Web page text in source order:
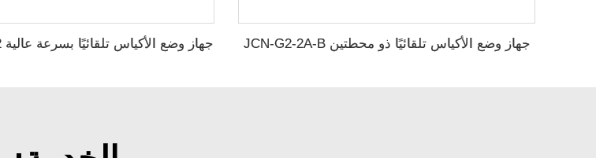
جهاز وضع الأكياس تلقائيًا ذو محطتين JCN-G2-2A-B جهاز وضع الأكياس تلقائيًا بسرعة عالية JCN-G1-2G-2